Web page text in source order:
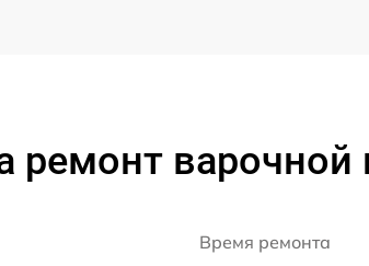
ремонт варочной
Время ремонта